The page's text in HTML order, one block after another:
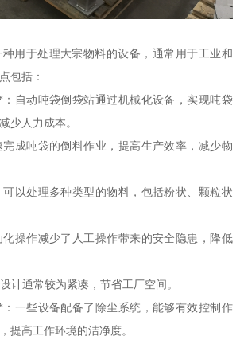
用于处理大宗物料的设备，通常用于工业和
包括：
自动吨袋倒袋站通过机械化设备，实现吨袋
少人力成本。
成吨袋的倒料作业，提高生产效率，减少物
以处理多种类型的物料，包括粉状、颗粒状
操作减少了人工操作带来的安全隐患，降低
计通常较为紧凑，节省工厂空间。
一些设备配备了除尘系统，能够有效控制作
提高工作环境的洁净度。